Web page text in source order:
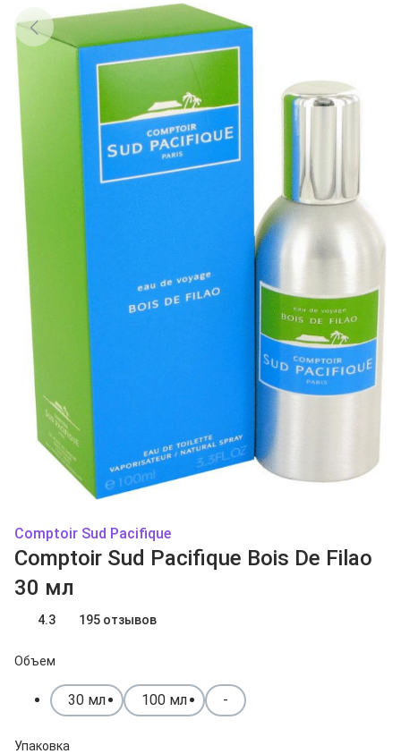
Comptoir Sud Pacifique
Comptoir Sud Pacifique Bois De Filao
30 мл
4.3 195 отзывов
Объем
30 мл 100 мл -
Упаковка